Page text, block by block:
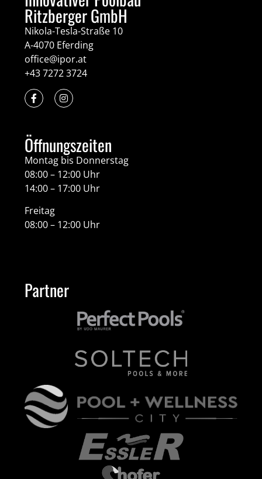
Ritzberger GmbH
Nikola-Tesla-Straße 10
A-4070 Eferding
office@ipor.at
+43 7272 3724
Öffnungszeiten
Montag bis Donnerstag
08:00 – 12:00 Uhr
14:00 – 17:00 Uhr
Freitag
08:00 – 12:00 Uhr
Partner